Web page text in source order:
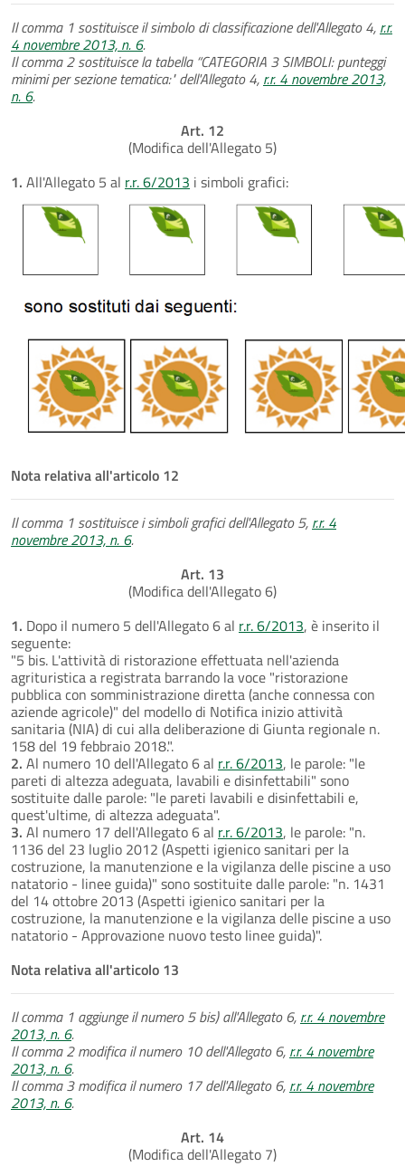
Il comma 1 sostituisce il simbolo di classificazione dell'Allegato 4, r.r.
4 novembre 2013, n. 6.
Il comma 2 sostituisce la tabella “CATEGORIA 3 SIMBOLI: punteggi
minimi per sezione tematica:" dell'Allegato 4, r.r. 4 novembre 2013,
n. 6.
Art. 12
(Modifica dell'Allegato 5)
1. All'Allegato 5 al r.r. 6/2013 i simboli grafici:
Nota relativa all'articolo 12
Il comma 1 sostituisce i simboli grafici dell'Allegato 5, r.r. 4
novembre 2013, n. 6.
Art. 13
(Modifica dell'Allegato 6)
1. Dopo il numero 5 dell'Allegato 6 al r.r. 6/2013, è inserito il
seguente:
"5 bis. L'attività di ristorazione effettuata nell'azienda
agrituristica a registrata barrando la voce "ristorazione
pubblica con somministrazione diretta (anche connessa con
aziende agricole)" del modello di Notifica inizio attività
sanitaria (NIA) di cui alla deliberazione di Giunta regionale n.
158 del 19 febbraio 2018.".
2. Al numero 10 dell'Allegato 6 al r.r. 6/2013, le parole: "le
pareti di altezza adeguata, lavabili e disinfettabili" sono
sostituite dalle parole: "le pareti lavabili e disinfettabili e,
quest'ultime, di altezza adeguata".
3. Al numero 17 dell'Allegato 6 al r.r. 6/2013, le parole: "n.
1136 del 23 luglio 2012 (Aspetti igienico sanitari per la
costruzione, la manutenzione e la vigilanza delle piscine a uso
natatorio - linee guida)" sono sostituite dalle parole: "n. 1431
del 14 ottobre 2013 (Aspetti igienico sanitari per la
costruzione, la manutenzione e la vigilanza delle piscine a uso
natatorio - Approvazione nuovo testo linee guida)".
Nota relativa all'articolo 13
Il comma 1 aggiunge il numero 5 bis) all'Allegato 6, r.r. 4 novembre
2013, n. 6.
Il comma 2 modifica il numero 10 dell'Allegato 6, r.r. 4 novembre
2013, n. 6.
Il comma 3 modifica il numero 17 dell'Allegato 6, r.r. 4 novembre
2013, n. 6.
Art. 14
(Modifica dell'Allegato 7)